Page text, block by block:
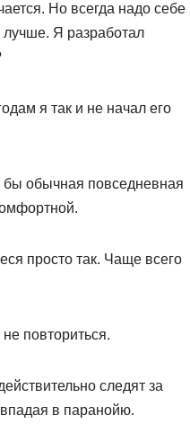
Но всегда надо себе
лучше. Я разработал
я так и не начал его
бы обычная повседневная
просто так. Чаще всего
повториться.
следят за
в паранойю.